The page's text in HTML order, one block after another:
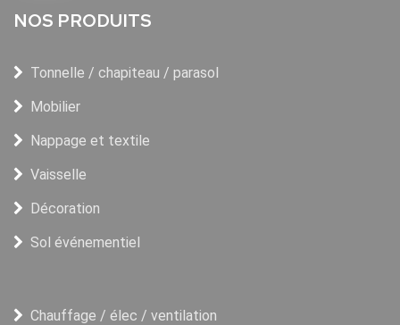
NOS PRODUITS
Tonnelle / chapiteau / parasol
Mobilier
Nappage et textile
Vaisselle
Décoration
Sol événementiel
Chauffage / élec / ventilation